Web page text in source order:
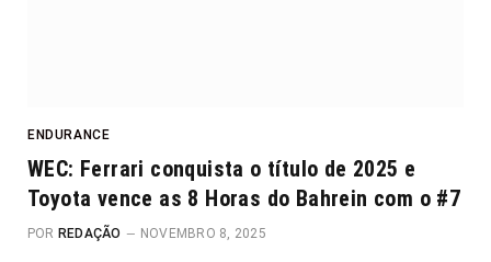
ENDURANCE
WEC: Ferrari conquista o título de 2025 e
Toyota vence as 8 Horas do Bahrein com o #7
POR REDAÇÃO NOVEMBRO 8, 2025